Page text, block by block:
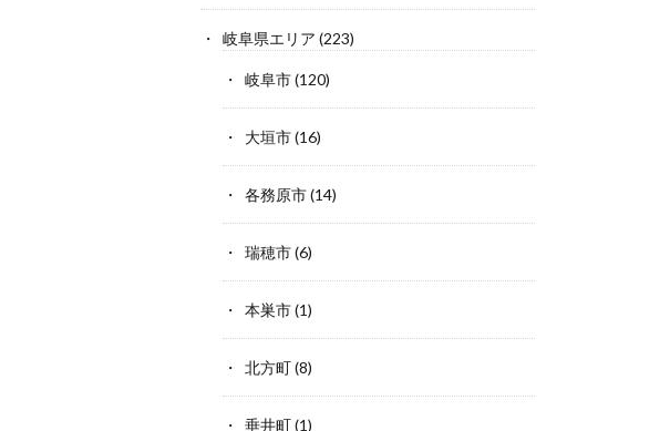
岐阜県エリア (223)
岐阜市(120)
大垣市(16)
各務原市(14)
瑞穂市(6)
本巣市(1)
北方町(8)
垂井町(1)